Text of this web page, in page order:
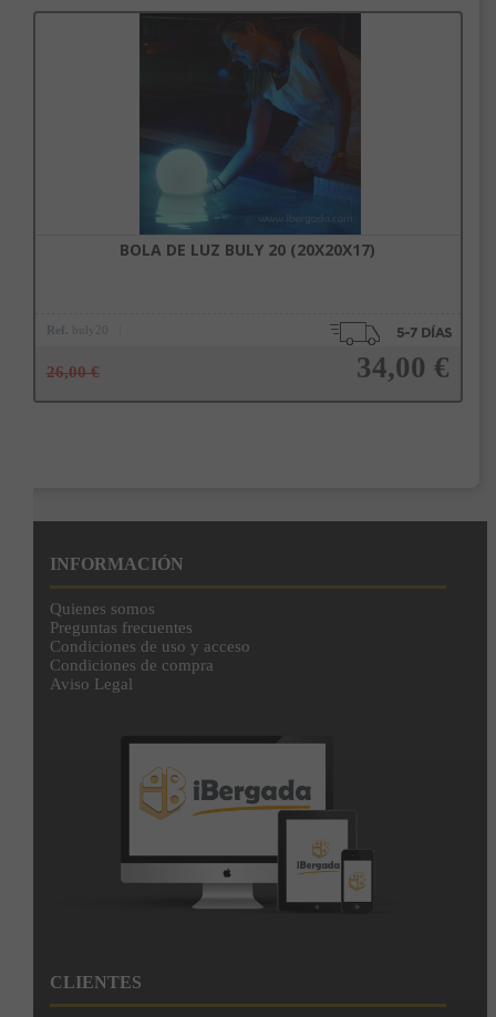
Añadir a la cesta
BOLA DE LUZ BULY 20 (20X20X17)
Ref. buly20
26,00 € 34,00 €
INFORMACIÓN
Quienes somos
Preguntas frecuentes
Condiciones de uso y acceso
Condiciones de compra
Aviso Legal
CLIENTES